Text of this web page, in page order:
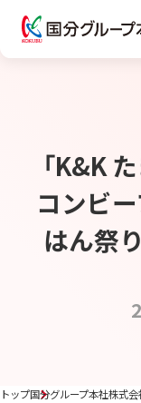
「K&K
コンビー
はん祭
トップ国分グループ本社株式会